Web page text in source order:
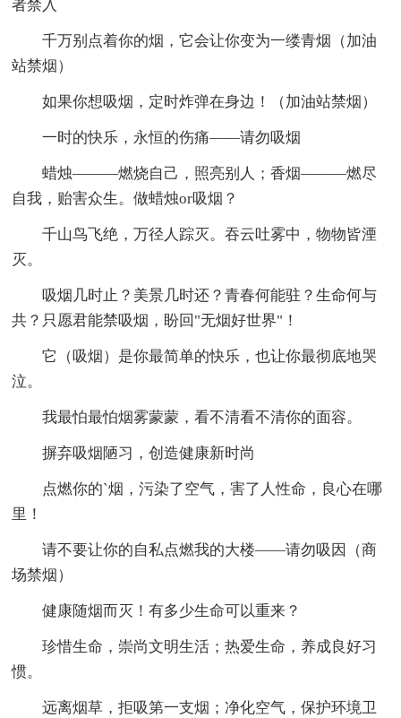
者禁入
千万别点着你的烟，它会让你变为一缕青烟（加油
站禁烟）
如果你想吸烟，定时炸弹在身边！（加油站禁烟）
一时的快乐，永恒的伤痛——请勿吸烟
蜡烛———燃烧自己，照亮别人；香烟———燃尽
自我，贻害众生。做蜡烛or吸烟？
千山鸟飞绝，万径人踪灭。吞云吐雾中，物物皆湮
灭。
吸烟几时止？美景几时还？青春何能驻？生命何与
共？只愿君能禁吸烟，盼回"无烟好世界"！
它（吸烟）是你最简单的快乐，也让你最彻底地哭
泣。
我最怕最怕烟雾蒙蒙，看不清看不清你的面容。
摒弃吸烟陋习，创造健康新时尚
点燃你的`烟，污染了空气，害了人性命，良心在哪
里！
请不要让你的自私点燃我的大楼——请勿吸因（商
场禁烟）
健康随烟而灭！有多少生命可以重来？
珍惜生命，崇尚文明生活；热爱生命，养成良好习
惯。
远离烟草，拒吸第一支烟；净化空气，保护环境卫